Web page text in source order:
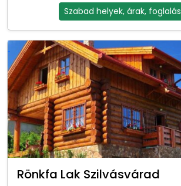
Szabad helyek, árak, foglalás
Rönkfa Lak Szilvásvárad